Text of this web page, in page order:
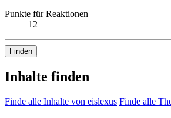
Punkte für Reaktionen
12
Finden
Inhalte finden
Finde alle Inhalte von eislexus Finde alle